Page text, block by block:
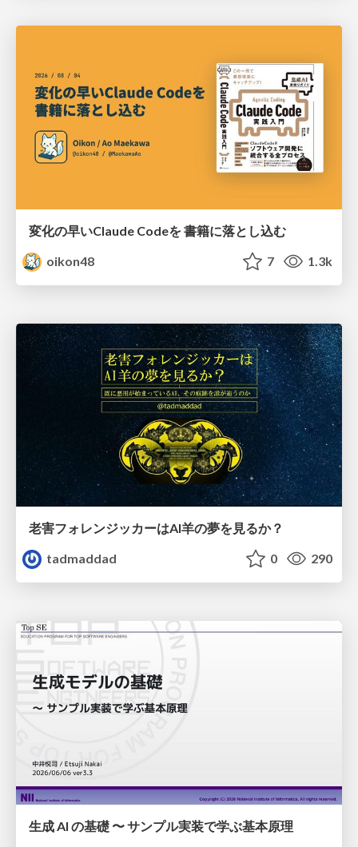
変化の早いClaude Codeを 書籍に落とし込む
oikon48
7 1.3k
老害フォレンジッカーはAI羊の夢を見るか？
tadmaddad
0 290
生成 AI の基礎 〜 サンプル実装で学ぶ基本原理